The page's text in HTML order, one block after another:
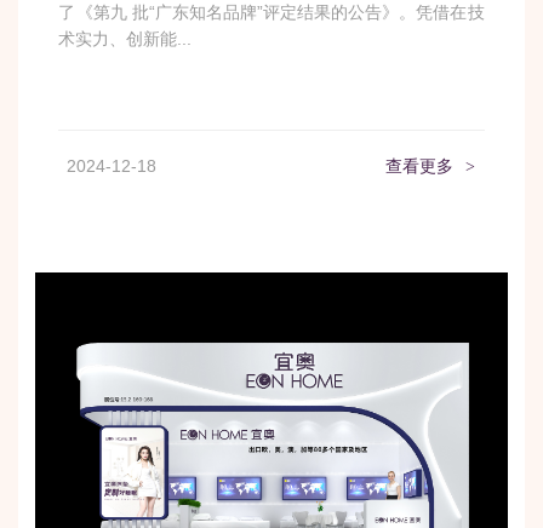
了《第九 批“广东知名品牌”评定结果的公告》。凭借在技
术实力、创新能...
2024-12-18 查看更多 >